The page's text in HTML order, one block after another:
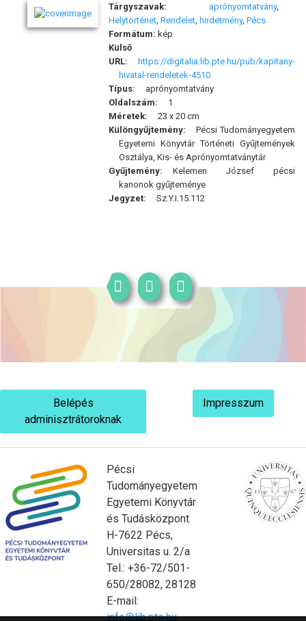
Tárgyszavak: aprónyomtatvány,
Helytörténet Rendelet hirdetmény, Pécs
Formátum: kép
Külső
URL:
https://digitalia.lib.pte.hu/pub/kapitany-
hivatal-rendeletek-4510
Típus:
aprónyomtatvány
Oldalszám:
1
Méretek:
23 x 20 cm
Különgyűjtemény:
Pécsi Tudományegyetem
Egyetemi Könyvtár Történeti Gyűjtemények
Osztálya, Kis- és Aprónyomtatványtár
Gyűjtemény:
Kelemen József pécsi
kanonok gyűjteménye
Jegyzet:
Sz.Y.I.15.112
Belépés
adminisztrátoroknak
Impresszum
Pécsi
Tudományegyetem
Egyetemi Könyvtár
és Tudásközpont
H-7622 Pécs,
Universitas u. 2/a
Tel.: +36-72/501-
650/28082, 28128
E-mail:
info@lib.pte.hu